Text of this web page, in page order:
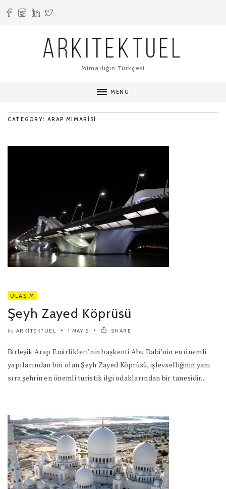
ARKITEKTUEL
Mimarlığın Türkçesi
MENU
CATEGORY: ARAP MIMARISI
ULAŞIM
Şeyh Zayed Köprüsü
by ARKITEKTUEL 1 MAYIS SHARE
Birleşik Arap Emirlikleri’nin başkenti Abu Dabi’nin en önemli
yapılarından biri olan Şeyh Zayed Köprüsü, işlevselliğinin yanı
sıra şehrin en önemli turistik ilgi odaklarından bir tanesidir...